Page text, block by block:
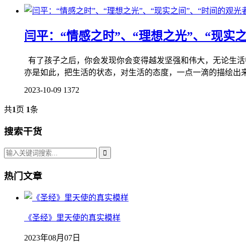
闫平：“情感之时”、“理想之光”、“现实
有了孩子之后，你会发现你会变得越发坚强和伟大，无论生
亦是如此，把生活的状态，对生活的态度，一点一滴的描绘
2023-10-09 1372
共1页 1条
搜索干货
热门文章
《圣经》里天使的真实模样
2023年08月07日